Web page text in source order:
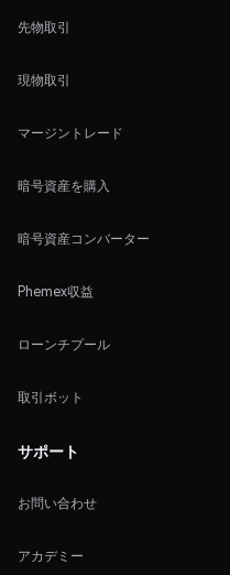
先物取引
現物取引
マージントレード
暗号資産を購入
暗号資産コンバーター
Phemex収益
ローンチプール
取引ボット
サポート
お問い合わせ
アカデミー